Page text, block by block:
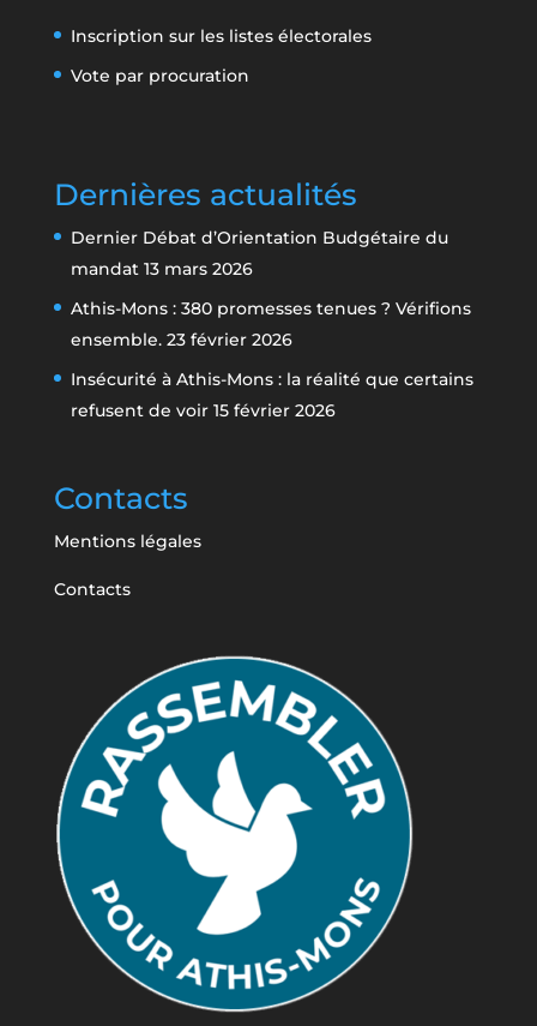
Inscription sur les listes électorales
Vote par procuration
Dernières actualités
Dernier Débat d’Orientation Budgétaire du
mandat 13 mars 2026
Athis-Mons : 380 promesses tenues ? Vérifions
ensemble. 23 février 2026
Insécurité à Athis-Mons : la réalité que certains
refusent de voir 15 février 2026
Contacts
Mentions légales
Contacts